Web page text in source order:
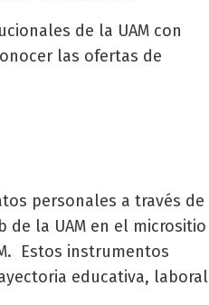
de la UAM con
las ofertas de
personales a través de
la UAM en el micrositio
Estos instrumentos
educativa, laboral